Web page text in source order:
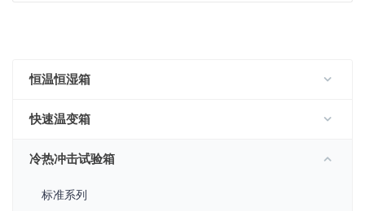
恒温恒湿箱
快速温变箱
冷热冲击试验箱
标准系列